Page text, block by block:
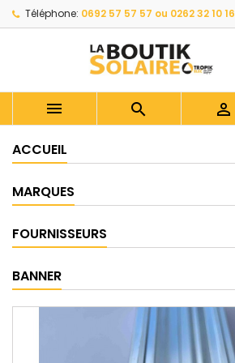
Téléphone: 0692 57 57 57 ou 0262 32 10 16
  
ACCUEIL
MARQUES
FOURNISSEURS
BANNER